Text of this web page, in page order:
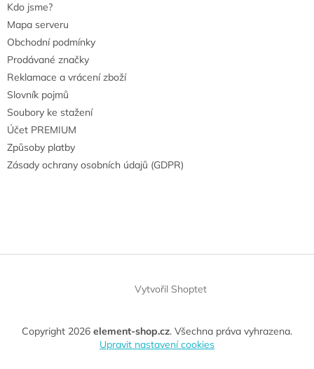
Kdo jsme?
Mapa serveru
Obchodní podmínky
Prodávané značky
Reklamace a vrácení zboží
Slovník pojmů
Soubory ke stažení
Účet PREMIUM
Způsoby platby
Zásady ochrany osobních údajů (GDPR)
Vytvořil Shoptet
Copyright 2026 element-shop.cz. Všechna práva vyhrazena.
Upravit nastavení cookies